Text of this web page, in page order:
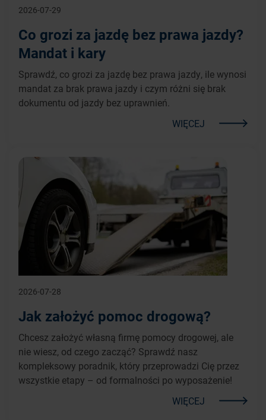
2026-07-29
Co grozi za jazdę bez prawa jazdy?
Mandat i kary
Sprawdź, co grozi za jazdę bez prawa jazdy, ile wynosi
mandat za brak prawa jazdy i czym różni się brak
dokumentu od jazdy bez uprawnień.
WIĘCEJ
2026-07-28
Jak założyć pomoc drogową?
Chcesz założyć własną firmę pomocy drogowej, ale
nie wiesz, od czego zacząć? Sprawdź nasz
kompleksowy poradnik, który przeprowadzi Cię przez
wszystkie etapy – od formalności po wyposażenie!
WIĘCEJ